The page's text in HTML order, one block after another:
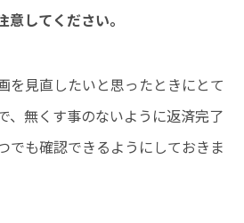
してください。
を見直したいと思ったときにとて
、無くす事のないように返済完了
でも確認できるようにしておきま